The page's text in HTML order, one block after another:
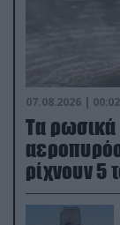
07.08.2026 | 00:02
Τα ρωσικά
ρίχνουν 5